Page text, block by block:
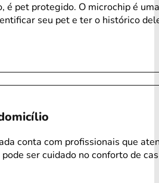
é pet protegido. O microchip é
seu pet e ter o histórico
conta com profissionais que
ser cuidado no conforto de